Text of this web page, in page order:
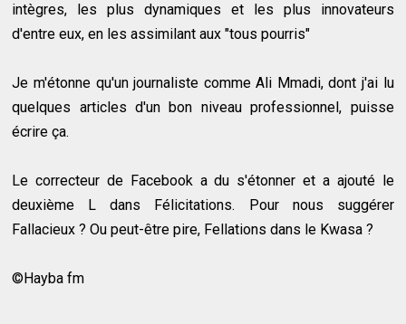
intègres, les plus dynamiques et les plus innovateurs
d'entre eux, en les assimilant aux "tous pourris"
Je m'étonne qu'un journaliste comme Ali Mmadi, dont j'ai lu
quelques articles d'un bon niveau professionnel, puisse
écrire ça.
Le correcteur de Facebook a du s'étonner et a ajouté le
deuxième L dans Félicitations. Pour nous suggérer
Fallacieux ? Ou peut-être pire, Fellations dans le Kwasa ?
©Hayba fm